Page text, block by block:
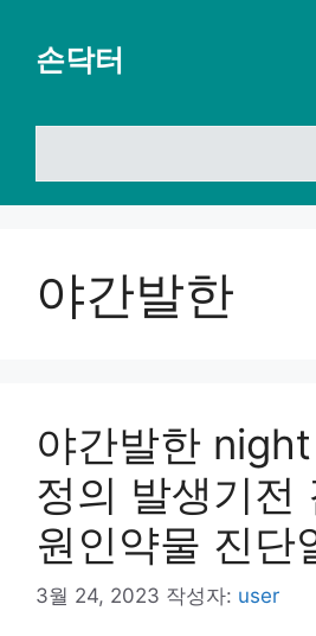
손닥터
야간발한
야간발한
정의 발생기전
원인약물 진단
3월 24, 2023 작성자: user